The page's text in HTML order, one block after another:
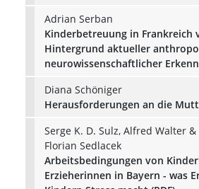
Adrian Serban
Kinderbetreuung in Frankreich
Hintergrund aktueller
neurowissenschaftlicher
Diana Schöniger
Herausforderungen an die
Serge K. D. Sulz, Alfred Walter &
Florian Sedlacek
Arbeitsbedingungen von
Erzieherinnen in Bayern - was